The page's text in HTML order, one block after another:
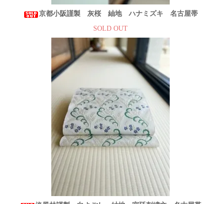
京都小阪謹製 灰桜 紬地 ハナミズキ 名古屋帯
SOLD OUT